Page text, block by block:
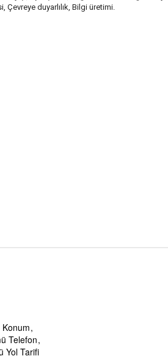
Çevreye duyarlılık, Bilgi üretimi.
Telefon
Yol Tarifi